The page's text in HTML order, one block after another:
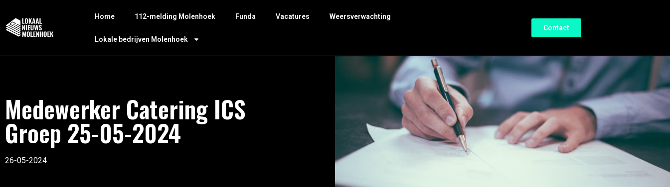
Home 112-melding Molenhoek Funda Vacatures Weersverwachting
Lokale bedrijven Molenhoek
Contact
Medewerker Catering ICS
Groep 25-05-2024
26-05-2024